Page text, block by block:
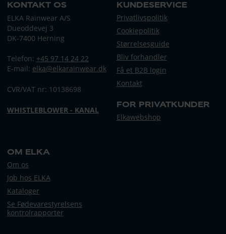
KONTAKT OS
ELKA Rainwear A/S
Dueoddevej 3
DK-7400 Herning
Telefon: +45 97 14 24 22
E-mail: elka@elkarainwear.dk
CVR/VAT nr: 10138698
WHISTLEBLOWER - KANAL
KUNDESERVICE
Privatlivspolitik
Cookiepolitik
Størrelsesguide
Bliv forhandler
Få et B2B login
Kontakt
FOR PRIVATKUNDER
Elkawebshop
OM ELKA
Om os
Job hos ELKA
Kataloger
Se Fødevarestyrelsens
kontrolrapporter